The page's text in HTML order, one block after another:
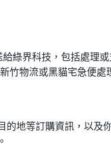
綠界科技，包括處理
竹物流或黑貓宅急便處
的地等訂購資訊，以及